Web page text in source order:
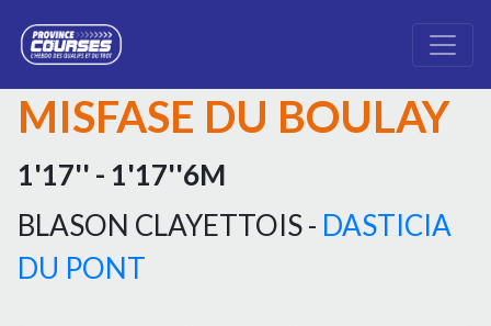
MISFASE DU BOULAY
1'17'' - 1'17''6M
BLASON CLAYETTOIS - DASTICIA
DU PONT